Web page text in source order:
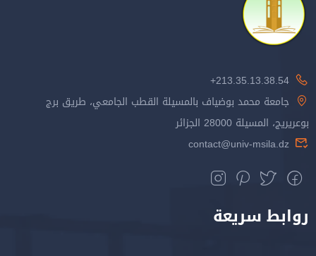
213.35.13.38.54+
جامعة محمد بوضياف بالمسيلة القطب الجامعي، طريق برج
بوعريريج، المسيلة 28000 الجزائر
contact@univ-msila.dz
روابط سريعة